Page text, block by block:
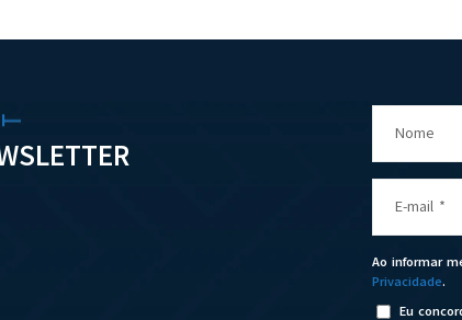
Nome
E-mail *
Ao informar
Privacidade.
Eu